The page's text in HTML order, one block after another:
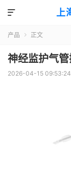

产品  正文
神经监护气
2026-04-15 09:53:24